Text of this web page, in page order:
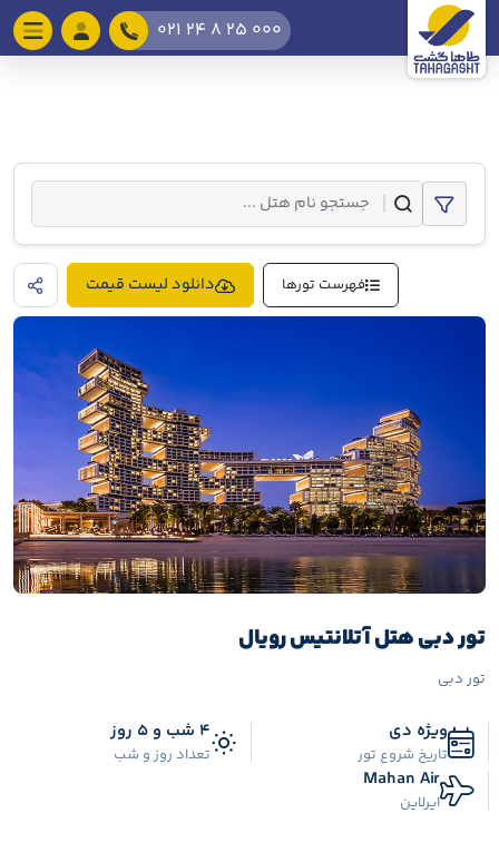
021 24 8 25 000
فهرست تورها دانلود لیست قیمت
تور دبی هتل آتلانتیس رویال
تور دبی
ویژه دی
تاریخ شروع تور
4 شب و 5 روز
تعداد روز و شب
Mahan Air
ایرلاین